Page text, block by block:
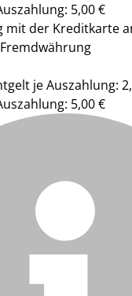
5,00 €
mit der Kreditkarte
je Auszahlung:
5,00 €